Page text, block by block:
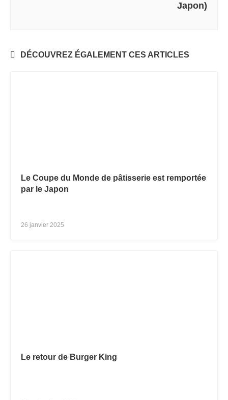
Japon)
DÉCOUVREZ ÉGALEMENT CES ARTICLES
Le Coupe du Monde de pâtisserie est remportée
par le Japon
26 janvier 2025
Le retour de Burger King